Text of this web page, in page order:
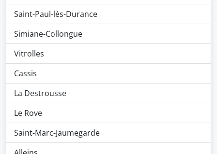
Saint-Paul-lès-Durance
Simiane-Collongue
Vitrolles
Cassis
La Destrousse
Le Rove
Saint-Marc-Jaumegarde